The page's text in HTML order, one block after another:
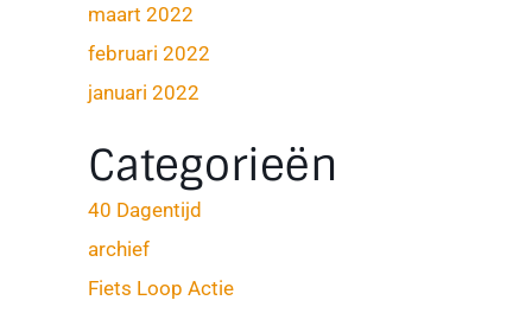
maart 2022
februari 2022
januari 2022
Categorieën
40 Dagentijd
archief
Fiets Loop Actie